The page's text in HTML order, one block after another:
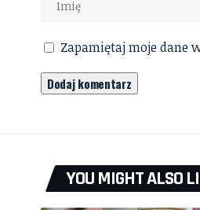
Zapamiętaj moje dane
YOU MIGHT ALSO